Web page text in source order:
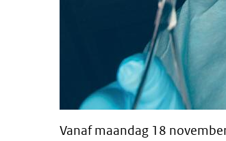
Vanaf maandag 18